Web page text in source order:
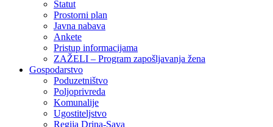
Statut
Prostorni plan
Javna nabava
Ankete
Pristup informacijama
ZAŽELI – Program zapošljavanja žena
Gospodarstvo
Poduzetništvo
Poljoprivreda
Komunalije
Ugostiteljstvo
Regija Drina-Sava